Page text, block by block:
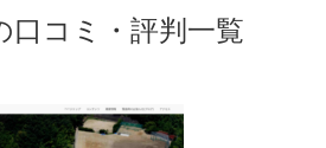
口コミ・評判一覧